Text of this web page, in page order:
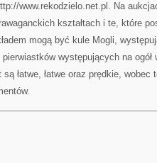
www.rekodzielo.net.pl. Na
kształtach i te, które
mogą być kule Mogli,
występujących na ogół
łatwe, łatwe oraz prędkie, wobec